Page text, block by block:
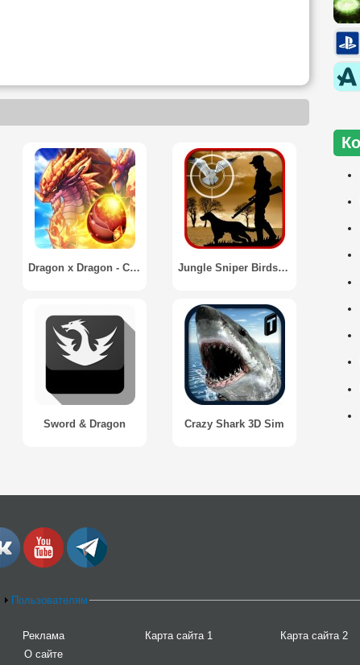
Dragon x Dragon - City Sim Game Jungle Sniper Birds Hunting 3D
Sword & Dragon Crazy Shark 3D Sim
Пользователям
Реклама Карта сайта 1 Карта сайта 2
О сайте